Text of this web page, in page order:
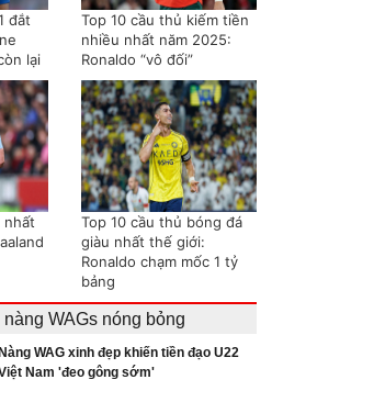
đắt
lại
Top 10 cầu thủ kiếm tiền
nhiều nhất năm 2025:
Ronaldo “vô đối”
nhất
Top 10 cầu thủ bóng đá
giàu nhất thế giới:
Ronaldo chạm mốc 1 tỷ
bảng
WAGs nóng bỏng
Nàng WAG xinh đẹp khiến tiền đạo U22
Nam 'đeo gông sớm'